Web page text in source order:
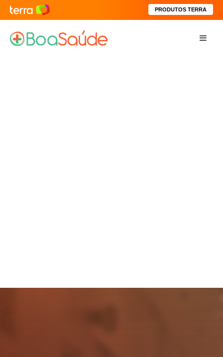
PRODUTOS TERRA